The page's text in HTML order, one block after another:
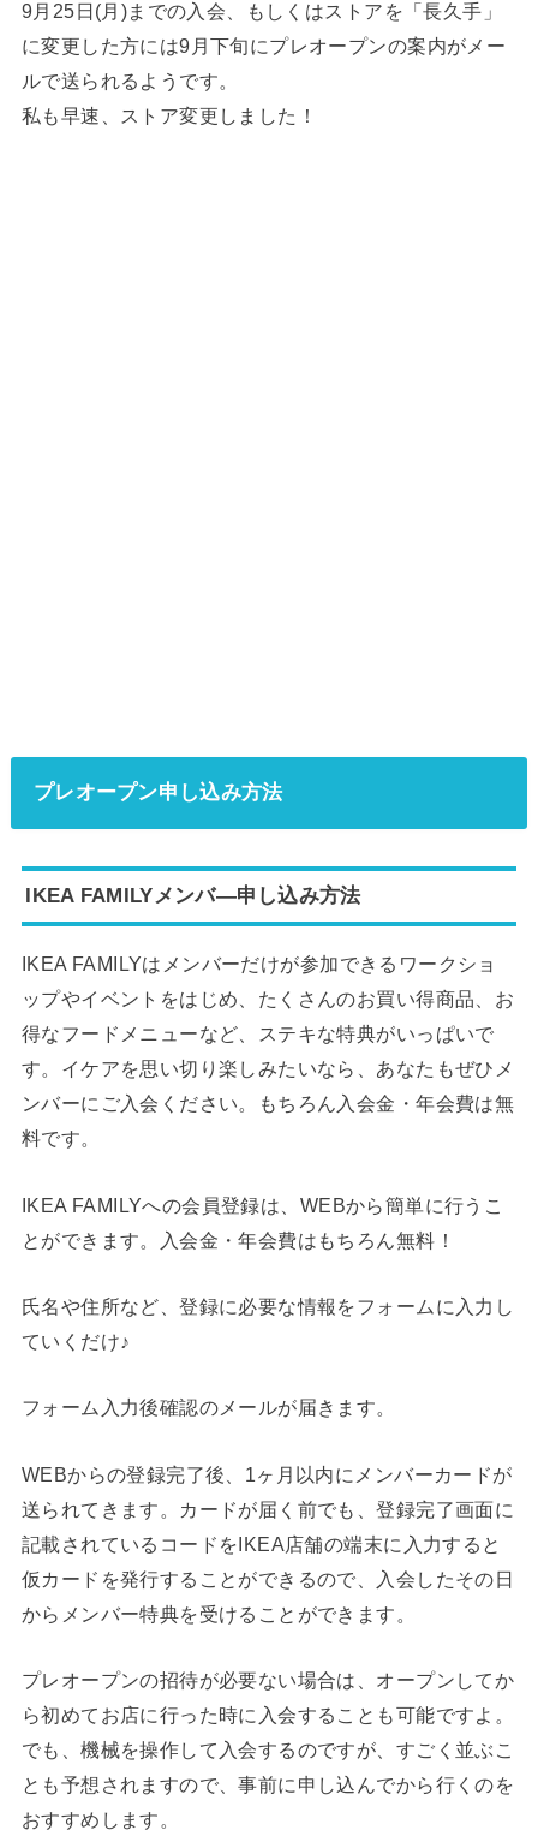
9月25日(月)までの入会、もしくはストアを「長久手」
に変更した方には9月下旬にプレオープンの案内がメー
ルで送られるようです。
私も早速、ストア変更しました！
プレオープン申し込み方法
IKEA FAMILYメンバ―申し込み方法
IKEA FAMILYはメンバーだけが参加できるワークショ
ップやイベントをはじめ、たくさんのお買い得商品、お
得なフードメニューなど、ステキな特典がいっぱいで
す。イケアを思い切り楽しみたいなら、あなたもぜひメ
ンバーにご入会ください。もちろん入会金・年会費は無
料です。
IKEA FAMILYへの会員登録は、WEBから簡単に行うこ
とができます。入会金・年会費はもちろん無料！
氏名や住所など、登録に必要な情報をフォームに入力し
ていくだけ♪
フォーム入力後確認のメールが届きます。
WEBからの登録完了後、1ヶ月以内にメンバーカードが
送られてきます。カードが届く前でも、登録完了画面に
記載されているコードをIKEA店舗の端末に入力すると
仮カードを発行することができるので、入会したその日
からメンバー特典を受けることができます。
プレオープンの招待が必要ない場合は、オープンしてか
ら初めてお店に行った時に入会することも可能ですよ。
でも、機械を操作して入会するのですが、すごく並ぶこ
とも予想されますので、事前に申し込んでから行くのを
おすすめします。